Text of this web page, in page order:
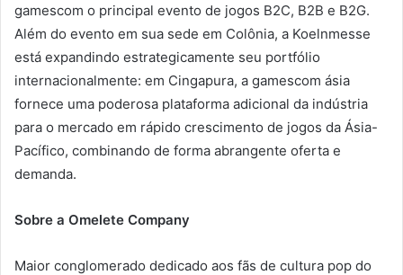
gamescom o principal evento de jogos B2C, B2B e B2G.
Além do evento em sua sede em Colônia, a Koelnmesse
está expandindo estrategicamente seu portfólio
internacionalmente: em Cingapura, a gamescom ásia
fornece uma poderosa plataforma adicional da indústria
para o mercado em rápido crescimento de jogos da Ásia-
Pacífico, combinando de forma abrangente oferta e
demanda.
Sobre a Omelete Company
Maior conglomerado dedicado aos fãs de cultura pop do